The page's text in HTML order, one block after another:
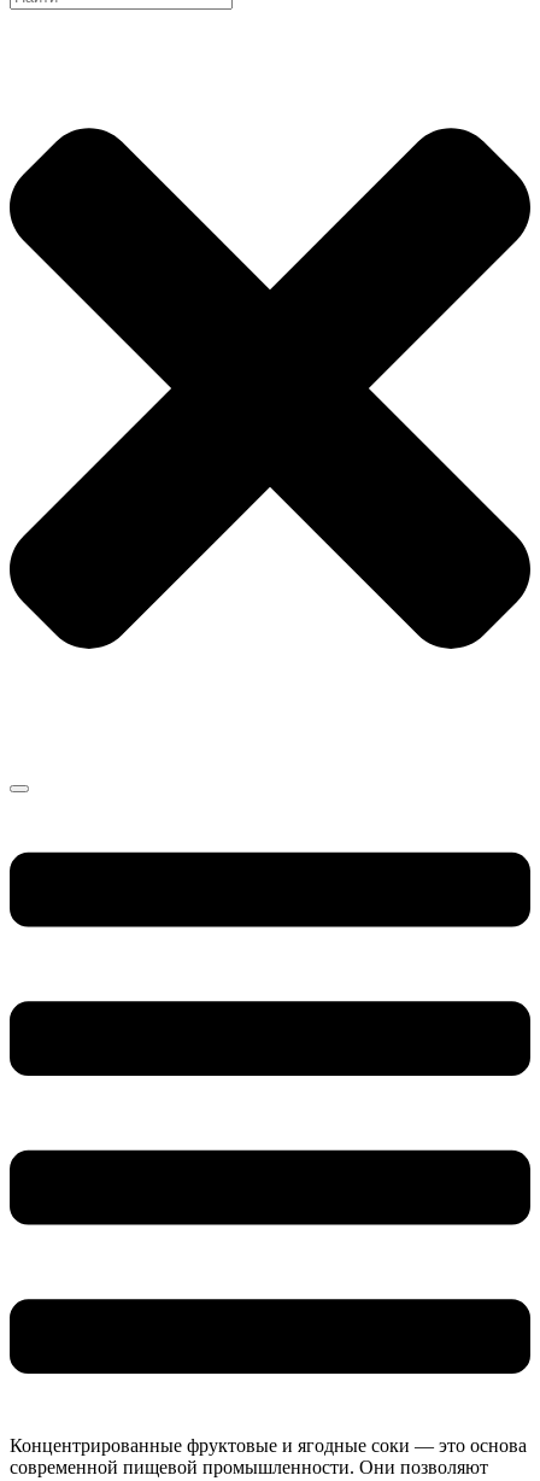
Концентрированные фруктовые и ягодные соки — это основа
современной пищевой промышленности. Они позволяют